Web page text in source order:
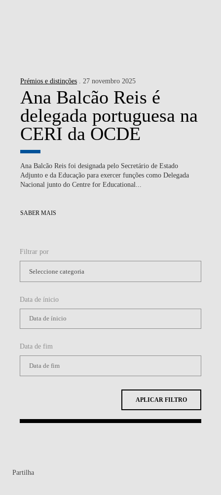
Prémios e distinções . 27 novembro 2025
Ana Balcão Reis é
delegada portuguesa na
CERI da OCDE
Ana Balcão Reis foi designada pelo Secretário de Estado
Adjunto e da Educação para exercer funções como Delegada
Nacional junto do Centre for Educational...
SABER MAIS
Filtrar por
Data de ínicio
Data de fim
APLICAR FILTRO
Partilha